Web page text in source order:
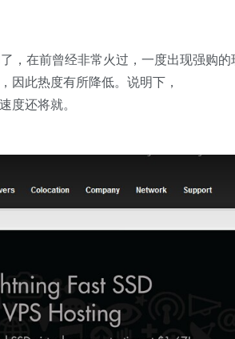
，在前曾经非常火过，一度出现强购的
因此热度有所降低。说明下，
度还将就。